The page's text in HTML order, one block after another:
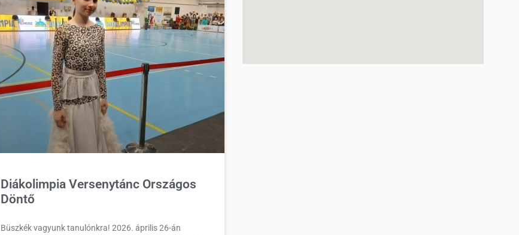
Diákolimpia Versenytánc Országos
Döntő
Büszkék vagyunk tanulónkra! 2026. április 26-án